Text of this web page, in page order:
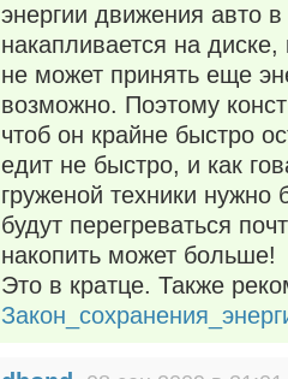
энергии движения авто
накапливается на диске,
не может принять еще
возможно. Поэтому
чтоб он крайне быстро
едит не быстро, и как
груженой техники нужно
будут перегреваться
накопить может больше!
Это в кратце. Также